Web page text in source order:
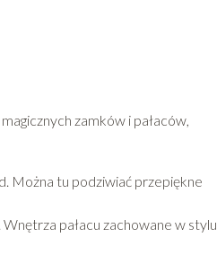
zamków i pałaców,
Można tu podziwiać przepiękne
pałacu zachowane w stylu